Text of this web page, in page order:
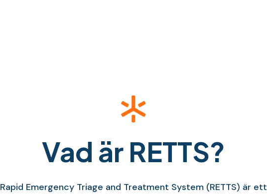
Vad är RETTS?
Rapid Emergency Triage and Treatment System (RETTS) är ett